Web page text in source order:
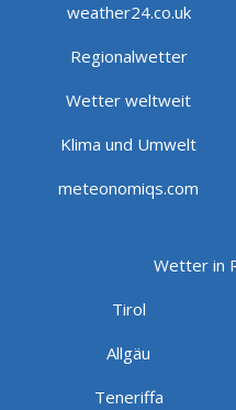
weather24.co.uk
Regionalwetter
Wetter weltweit
Klima und Umwelt
meteonomiqs.com
Wetter in
Tirol
Allgäu
Teneriffa